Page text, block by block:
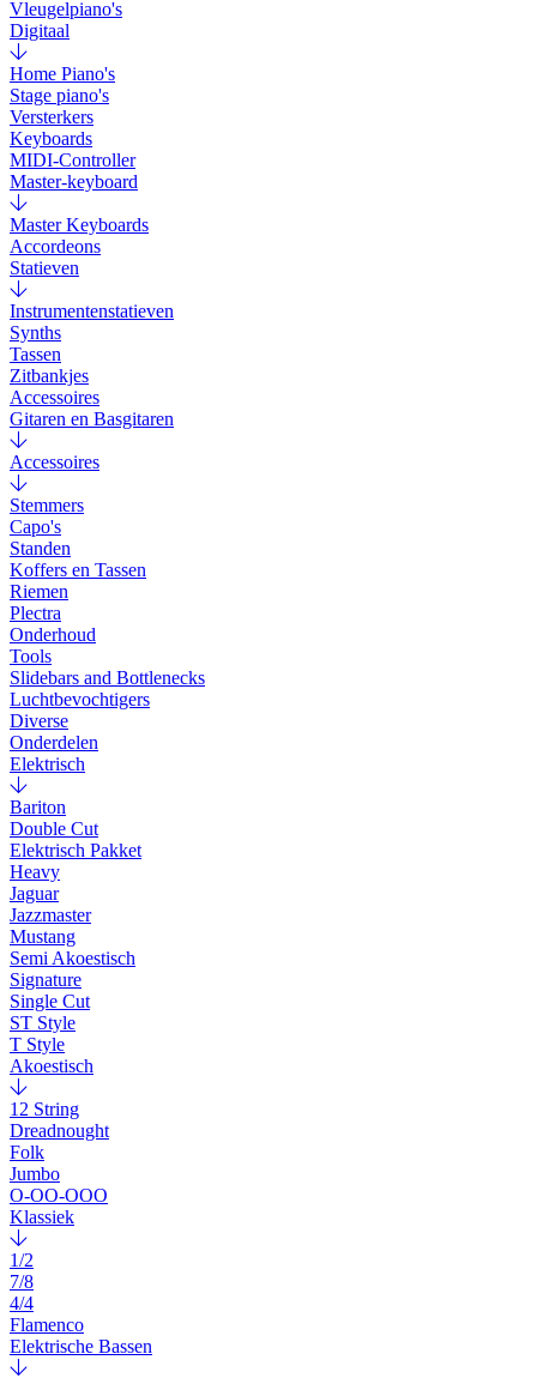
Vleugelpiano's
Digitaal
Home Piano's
Stage piano's
Versterkers
Keyboards
MIDI-Controller
Master-keyboard
Master Keyboards
Accordeons
Statieven
Instrumentenstatieven
Synths
Tassen
Zitbankjes
Accessoires
Gitaren en Basgitaren
Accessoires
Stemmers
Capo's
Standen
Koffers en Tassen
Riemen
Plectra
Onderhoud
Tools
Slidebars and Bottlenecks
Luchtbevochtigers
Diverse
Onderdelen
Elektrisch
Bariton
Double Cut
Elektrisch Pakket
Heavy
Jaguar
Jazzmaster
Mustang
Semi Akoestisch
Signature
Single Cut
ST Style
T Style
Akoestisch
12 String
Dreadnought
Folk
Jumbo
O-OO-OOO
Klassiek
1/2
7/8
4/4
Flamenco
Elektrische Bassen